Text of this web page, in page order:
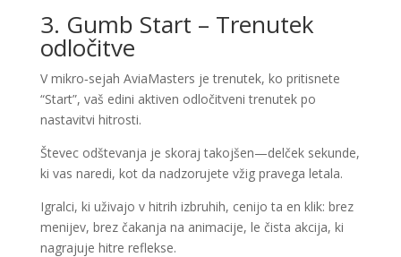
3. Gumb Start – Trenutek
odločitve
V mikro‑sejah AviaMasters je trenutek, ko pritisnete
“Start”, vaš edini aktiven odločitveni trenutek po
nastavitvi hitrosti.
Števec odštevanja je skoraj takojšen—delček sekunde,
ki vas naredi, kot da nadzorujete vžig pravega letala.
Igralci, ki uživajo v hitrih izbruhih, cenijo ta en klik: brez
menijev, brez čakanja na animacije, le čista akcija, ki
nagrajuje hitre reflekse.